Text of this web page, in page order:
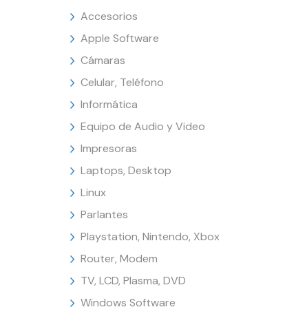
Accesorios
Apple Software
Cámaras
Celular, Teléfono
Informática
Equipo de Audio y Video
Impresoras
Laptops, Desktop
Linux
Parlantes
Playstation, Nintendo, Xbox
Router, Modem
TV, LCD, Plasma, DVD
Windows Software